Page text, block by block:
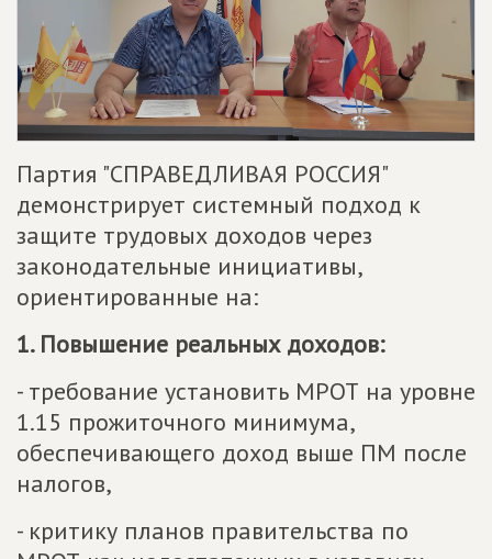
Партия "СПРАВЕДЛИВАЯ РОССИЯ"
демонстрирует системный подход к
защите трудовых доходов через
законодательные инициативы,
ориентированные на:
1. Повышение реальных доходов:
- требование установить МРОТ на уровне
1.15 прожиточного минимума,
обеспечивающего доход выше ПМ после
налогов,
- критику планов правительства по